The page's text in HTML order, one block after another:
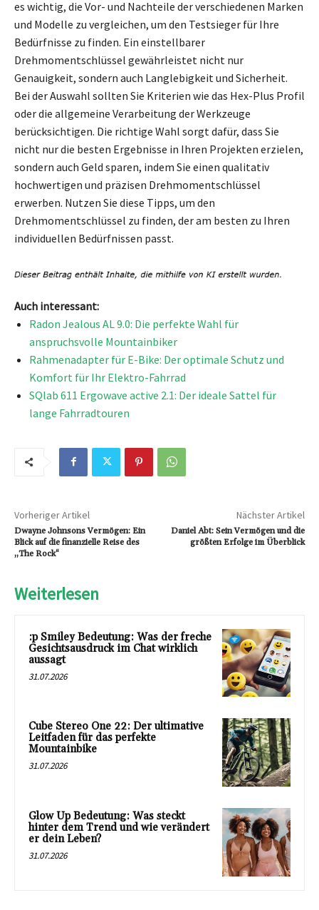
es wichtig, die Vor- und Nachteile der verschiedenen Marken
und Modelle zu vergleichen, um den Testsieger für Ihre
Bedürfnisse zu finden. Ein einstellbarer
Drehmomentschlüssel gewährleistet nicht nur
Genauigkeit, sondern auch Langlebigkeit und Sicherheit.
Bei der Auswahl sollten Sie Kriterien wie das Hex-Plus Profil
oder die allgemeine Verarbeitung der Werkzeuge
berücksichtigen. Die richtige Wahl sorgt dafür, dass Sie
nicht nur die besten Ergebnisse in Ihren Projekten erzielen,
sondern auch Geld sparen, indem Sie einen qualitativ
hochwertigen und präzisen Drehmomentschlüssel
erwerben. Nutzen Sie diese Tipps, um den
Drehmomentschlüssel zu finden, der am besten zu Ihren
individuellen Bedürfnissen passt.
Auch interessant:
Radon Jealous AL 9.0: Die perfekte Wahl für
anspruchsvolle Mountainbiker
Rahmenadapter für E-Bike: Der optimale Schutz und
Komfort für Ihr Elektro-Fahrrad
SQlab 611 Ergowave active 2.1: Der ideale Sattel für
lange Fahrradtouren
Vorheriger Artikel
Dwayne Johnsons Vermögen: Ein
Blick auf die finanzielle Reise des
„The Rock“
Nächster Artikel
Daniel Abt: Sein Vermögen und die
größten Erfolge im Überblick
Weiterlesen
:p Smiley Bedeutung: Was der freche
Gesichtsausdruck im Chat wirklich
aussagt
31.07.2026
Cube Stereo One 22: Der ultimative
Leitfaden für das perfekte
Mountainbike
31.07.2026
Glow Up Bedeutung: Was steckt
hinter dem Trend und wie verändert
er dein Leben?
31.07.2026